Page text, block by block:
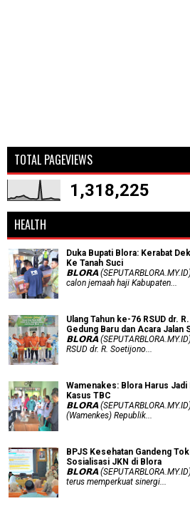
TOTAL PAGEVIEWS
1,318,225
HEALTH
Duka Bupati Blora: Kerabat
Ke Tanah Suci
𝗕𝗟𝗢𝗥𝗔
calon jemaah haji Kabupaten...
Ulang Tahun ke-76 RSUD dr.
Gedung Baru dan Acara Jalan
𝗕𝗟𝗢𝗥𝗔
RSUD dr. R. Soetijono...
Wamenakes: Blora Harus
Kasus TBC
𝗕𝗟𝗢𝗥𝗔
(Wamenkes) Republik...
BPJS Kesehatan Gandeng
Sosialisasi JKN di Blora
𝗕𝗟𝗢𝗥𝗔
terus memperkuat sinergi...